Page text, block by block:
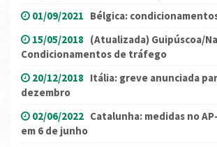
01/09/2021 Bélgica:
15/05/2018 (Atualizada) Guipúscoa/
Condicionamentos de tráfego
20/12/2018 Itália: greve anunciada
dezembro
02/06/2022 Catalunha: medidas no
em 6 de junho